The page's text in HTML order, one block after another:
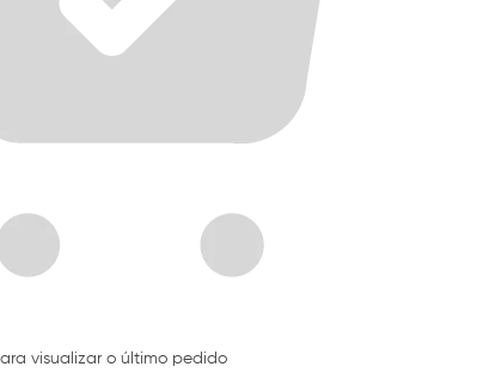
visualizar o último pedido